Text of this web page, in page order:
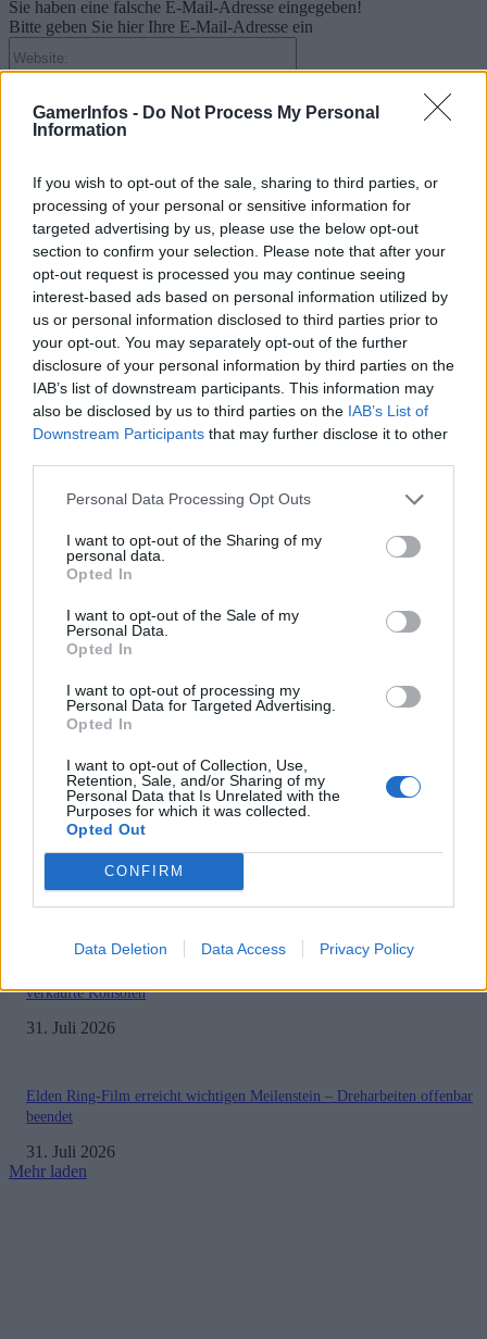
GamerInfos - Do Not Process My Personal
Information
If you wish to opt-out of the sale, sharing to third parties, or
processing of your personal or sensitive information for
targeted advertising by us, please use the below opt-out
section to confirm your selection. Please note that after your
opt-out request is processed you may continue seeing
interest-based ads based on personal information utilized by
us or personal information disclosed to third parties prior to
your opt-out. You may separately opt-out of the further
disclosure of your personal information by third parties on the
IAB’s list of downstream participants. This information may
also be disclosed by us to third parties on the IAB’s List of
Downstream Participants that may further disclose it to other
Personal Data Processing Opt Outs
I want to opt-out of the Sharing of my
personal data.
Opted In
I want to opt-out of the Sale of my
Personal Data.
Opted In
I want to opt-out of processing my
Personal Data for Targeted Advertising.
Opted In
I want to opt-out of Collection, Use,
Retention, Sale, and/or Sharing of my
Personal Data that Is Unrelated with the
Purposes for which it was collected.
Opted Out
CONFIRM
Data Deletion Data Access Privacy Policy
Sie haben eine falsche E-Mail-Adresse eingegeben!
Bitte geben Sie hier Ihre E-Mail-Adresse ein
Kategorien
.News
E3 | GamesCom | Events | Messen
Gadgets
Gadgets | Zubehör | Hardware Reviews
Gadgets | Zubehör | Technik
PlayStation
Preishits | Sonderangebote
Reviews
Store Update DACH PlayStation Plus
BELIEBT
gesichert
3. August 2026
Halo: Campaign Evolved erhält erstes Update – Zahlreiche Fehler behoben
31. Juli 2026
verkaufte Konsolen
31. Juli 2026
Elden Ring-Film erreicht wichtigen Meilenstein – Dreharbeiten offenbar
beendet
31. Juli 2026
Mehr laden